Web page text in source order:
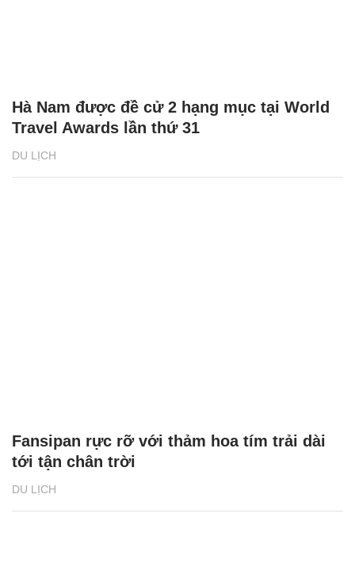
DU LỊCH
Hà Nam được đề cử 2 hạng mục tại World
Travel Awards lần thứ 31
DU LỊCH
Fansipan rực rỡ với thảm hoa tím trải dài
tới tận chân trời